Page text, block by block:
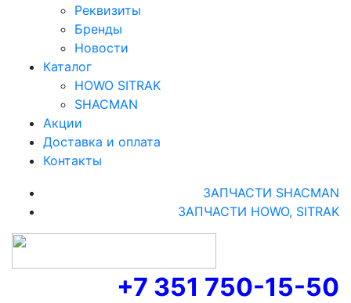
Реквизиты
Бренды
Новости
Каталог
HOWO SITRAK
SHACMAN
Акции
Доставка и оплата
Контакты
ЗАПЧАСТИ SHACMAN
ЗАПЧАСТИ HOWO, SITRAK
+7 351 750-15-50